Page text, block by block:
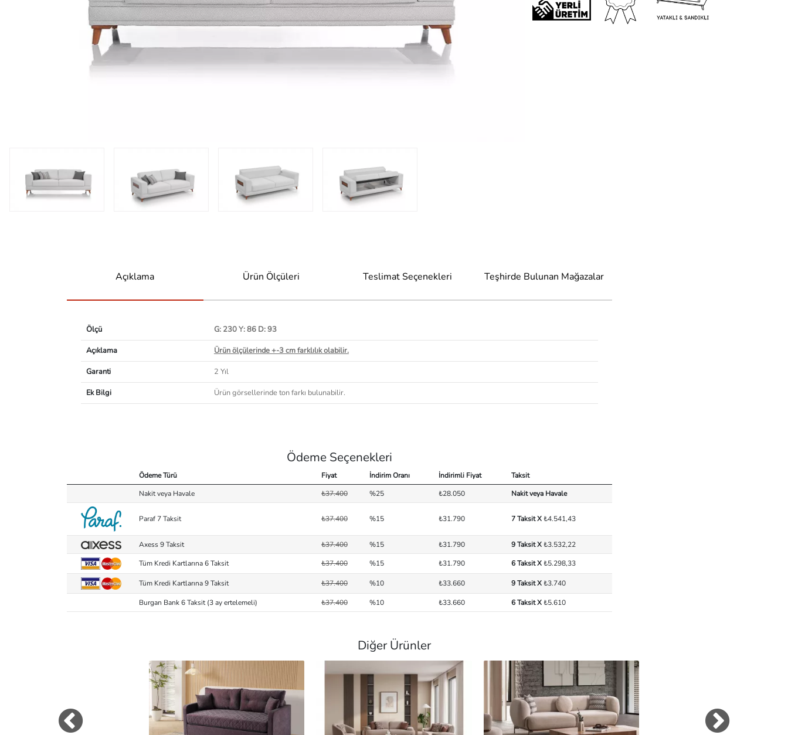
Açıklama Ürün Ölçüleri Teslimat Seçenekleri Teşhirde Bulunan Mağazalar
Ölçü
G: 230 Y: 86 D: 93
Açıklama
Ürün ölçülerinde +-3 cm farklılık olabilir.
Garanti
2 Yıl
Ek Bilgi
Ürün görsellerinde ton farkı bulunabilir.
Ödeme Seçenekleri
Ödeme Türü Fiyat İndirim Oranı İndirimli Fiyat
Taksit
Nakit veya Havale
₺37.400 %25 ₺28.050 Nakit veya Havale
Paraf 7 Taksit ₺37.400 %15 ₺31.790 7 Taksit X₺4.541,43
Axess 9 Taksit ₺37.400 %15 ₺31.790 9 Taksit X₺3.532,22
Tüm Kredi Kartlarına 6 Taksit
₺37.400 %15 ₺31.790 6 Taksit X₺5.298,33
Tüm Kredi Kartlarına 9 Taksit ₺37.400 %10 ₺33.660 9 Taksit X₺3.740
Burgan Bank 6 Taksit (3 ay ertelemeli) ₺37.400 %10 ₺33.660 6 Taksit X₺5.610
Diğer Ürünler